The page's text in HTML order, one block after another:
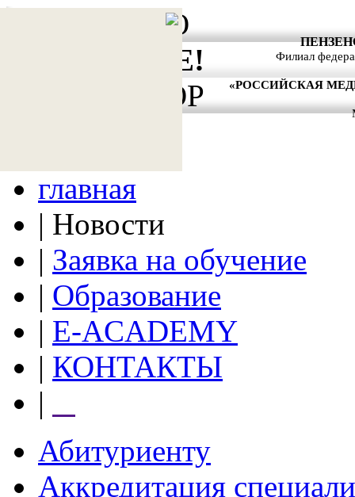
АКТУАЛЬНО
ВНИМАНИЕ!
АНТИТЕРРОР
Филиал
«РОССИЙСКАЯ
главная
| Новости
| Заявка на обучение
| Образование
| E-ACADEMY
| КОНТАКТЫ
|
Абитуриенту
Аккредитация